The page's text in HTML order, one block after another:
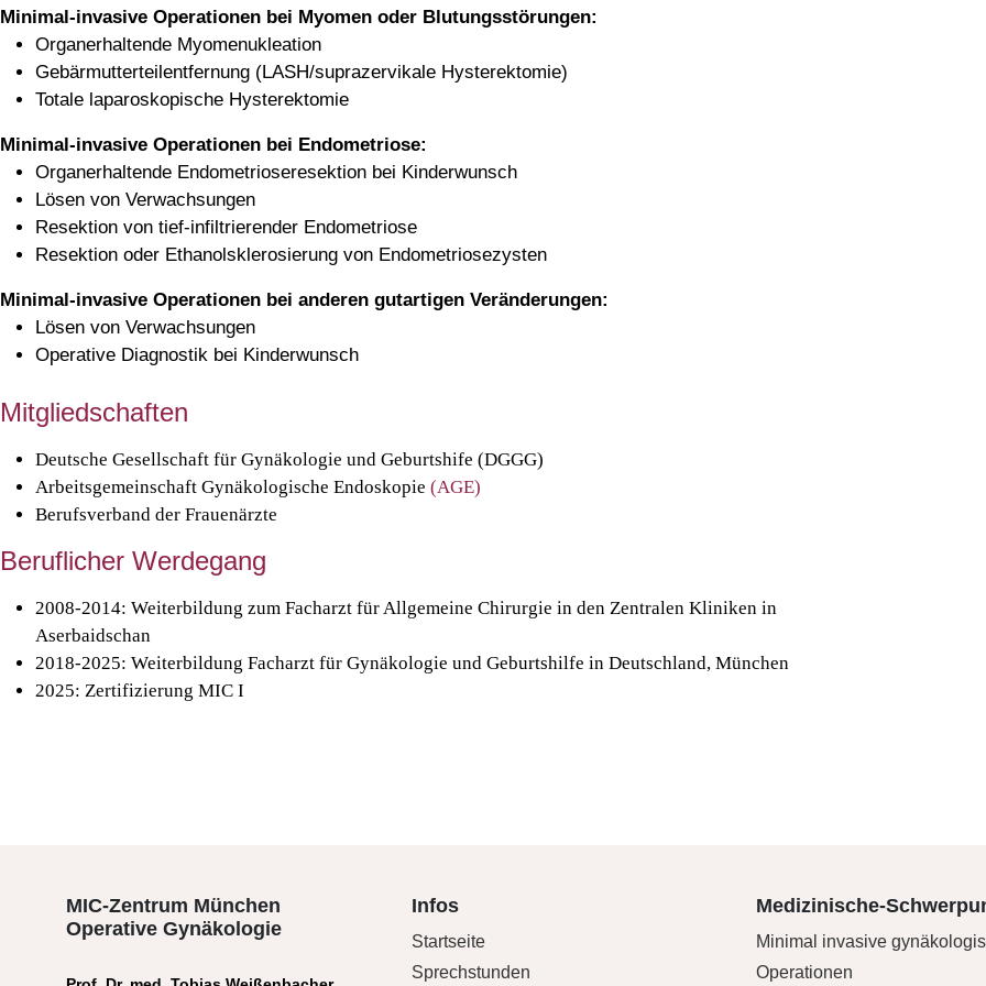
Minimal-invasive Operationen bei Myomen oder Blutungsstörungen:
Organerhaltende Myomenukleation
Gebärmutterteilentfernung (LASH/suprazervikale Hysterektomie)
Totale laparoskopische Hysterektomie
Minimal-invasive Operationen bei Endometriose:
Organerhaltende Endometrioseresektion bei Kinderwunsch
Lösen von Verwachsungen
Resektion von tief-infiltrierender Endometriose
Resektion oder Ethanolsklerosierung von Endometriosezysten
Minimal-invasive Operationen bei anderen gutartigen Veränderungen:
Lösen von Verwachsungen
Operative Diagnostik bei Kinderwunsch
Mitgliedschaften
Deutsche Gesellschaft für Gynäkologie und Geburtshife (DGGG)
Arbeitsgemeinschaft Gynäkologische Endoskopie (AGE)
Berufsverband der Frauenärzte
Beruflicher Werdegang
2008-2014: Weiterbildung zum Facharzt für Allgemeine Chirurgie in den Zentralen Kliniken in
Aserbaidschan
2018-2025: Weiterbildung Facharzt für Gynäkologie und Geburtshilfe in Deutschland, München
2025: Zertifizierung MIC I
MIC-Zentrum München
Operative Gynäkologie
Infos
Startseite
Sprechstunden
Medizinische-
Minimal invasive
Operationen